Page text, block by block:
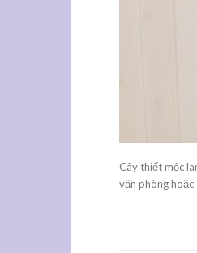
Cây thiết mộc
văn phòng